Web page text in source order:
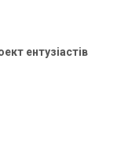
ентузіастів